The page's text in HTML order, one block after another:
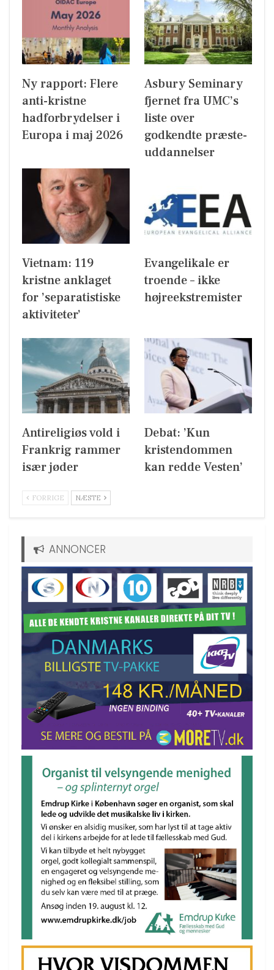
Ny rapport: Flere
anti-kristne
hadforbrydelser i
Europa i maj 2026
Asbury Seminary
fjernet fra UMC’s
liste over
godkendte præste-
uddannelser
Vietnam: 119
kristne anklaget
for ’separatistiske
aktiviteter’
Evangelikale er
troende – ikke
højreekstremister
Antireligiøs vold i
Frankrig rammer
især jøder
Debat: ’Kun
kristendommen
kan redde Vesten’
FORRIGE NÆSTE
ANNONCER